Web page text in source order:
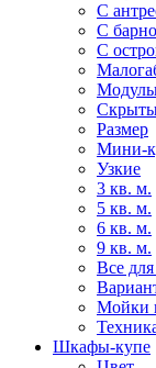
С
С
С
Размер
Мини-
Узкие
3 кв. м.
5 кв. м.
6 кв. м.
9 кв. м.
Все
Мойки
Шкафы-купе